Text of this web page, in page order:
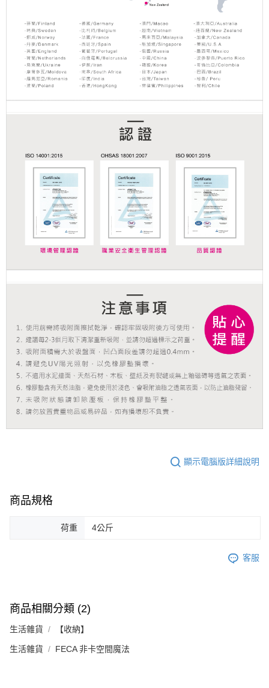
顯示電腦版詳細說明
商品規格
荷重 4公斤
客服
商品相關分類 (2)
生活雜貨 【收納】
生活雜貨 FECA 非卡空間魔法